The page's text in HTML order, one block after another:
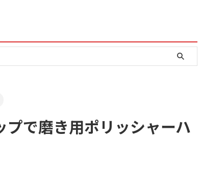
プで磨き用ポリッシャーハ